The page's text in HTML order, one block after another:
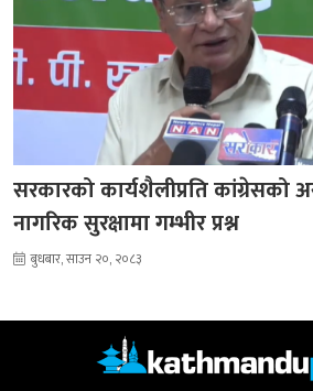
सरकारको कार्यशैलीप्रति कांग्रेसको
नागरिक सुरक्षामा गम्भीर प्रश्न
बुधबार, साउन २०, २०८३